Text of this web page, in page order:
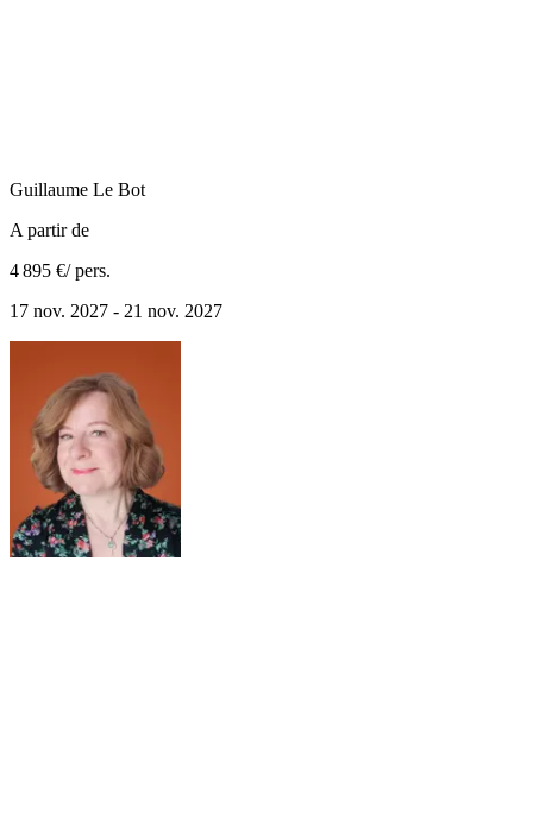
Guillaume Le Bot
A partir de
4 895 €/ pers.
17 nov. 2027 - 21 nov. 2027